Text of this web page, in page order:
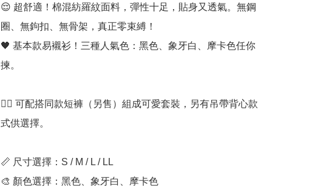
😌 超舒適！棉混紡羅紋面料，彈性十足，貼身又透氣。無鋼
圈、無鉤扣、無骨架，真正零束縛！
🖤 基本款易襯衫！三種人氣色：黑色、象牙白、摩卡色任你
揀。
👯‍♀️ 可配搭同款短褲（另售）組成可愛套裝，另有吊帶背心款
式供選擇。
📏 尺寸選擇：S / M / L / LL
🎨 顏色選擇：黑色、象牙白、摩卡色